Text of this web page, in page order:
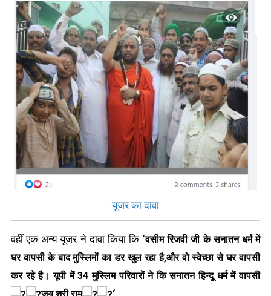
यूजर का दावा
वहीं एक अन्य यूजर ने दावा किया कि ‘वसीम रिजवी जी के सनातन धर्म में
घर वापसी के बाद मुस्लिमों का डर खुल रहा है,और वो स्वेच्छा से घर वापसी
कर रहे है।यूपी में 34 मुस्लिम परिवारों ने कि सनातन हिन्दू धर्म में वापसी